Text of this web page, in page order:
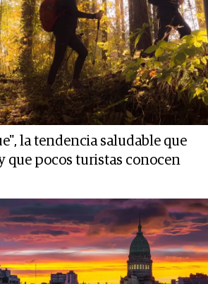
la tendencia saludable que
que pocos turistas conocen